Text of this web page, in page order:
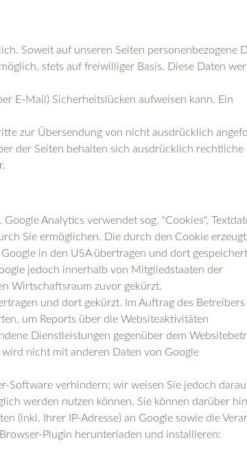
Soweit auf unseren Seiten personenbezogene
stets auf freiwilliger Basis. Diese Daten
E-Mail) Sicherheitslücken aufweisen kann. Ein
zur Übersendung von nicht ausdrücklich
der Seiten behalten sich ausdrücklich rechtliche
Analytics verwendet sog. "Cookies",
Sie ermöglichen. Die durch den Cookie
in den USA übertragen und dort
jedoch innerhalb von Mitgliedstaaten der
Wirtschaftsraum zuvor gekürzt.
und dort gekürzt. Im Auftrag des Betreibers
um Reports über die Websiteaktivitäten
Dienstleistungen gegenüber dem
nicht mit anderen Daten von Google
Software verhindern; wir weisen Sie jedoch
werden nutzen können. Sie können darüber
(inkl. Ihrer IP-Adresse) an Google sowie die
Plugin herunterladen und installieren: